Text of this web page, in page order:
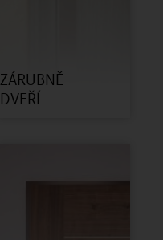
ZÁRUBNĚ
DVEŘÍ